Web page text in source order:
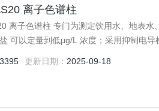
离子色谱柱
离子色谱柱 专门为测定饮用水、地表
可以定量到低μg/L 浓度；采用抑制电导
3395 更新日期： 2025-09-18